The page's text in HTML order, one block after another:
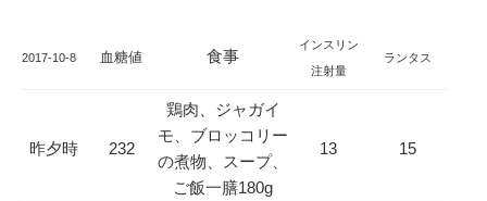
2017-10-8 血糖値 食事
インスリン
注射量
ランタス
昨夕時 232
鶏肉、ジャガイ
モ、ブロッコリー
の煮物、スープ、
ご飯一膳180g
13 15